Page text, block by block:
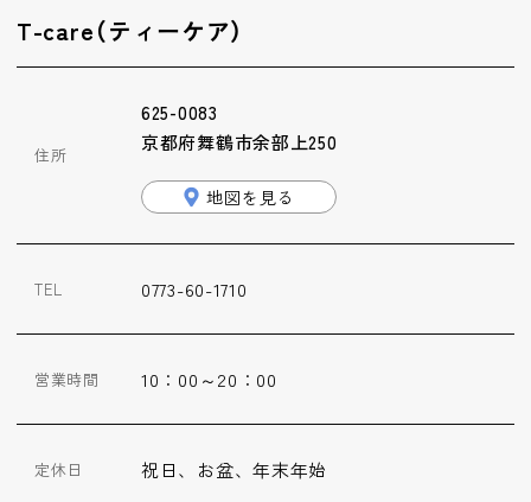
ラジオ波
T-care（ティーケア）
住所
625-0083
京都府舞鶴市余部上250
地図を見る
TEL 0773-60-1710
営業時間 10：00～20：00
定休日 祝日、お盆、年末年始